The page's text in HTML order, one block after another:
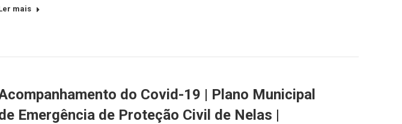
mais
do Covid-19 | Plano Municipal
Emergência de Proteção Civil de Nelas |